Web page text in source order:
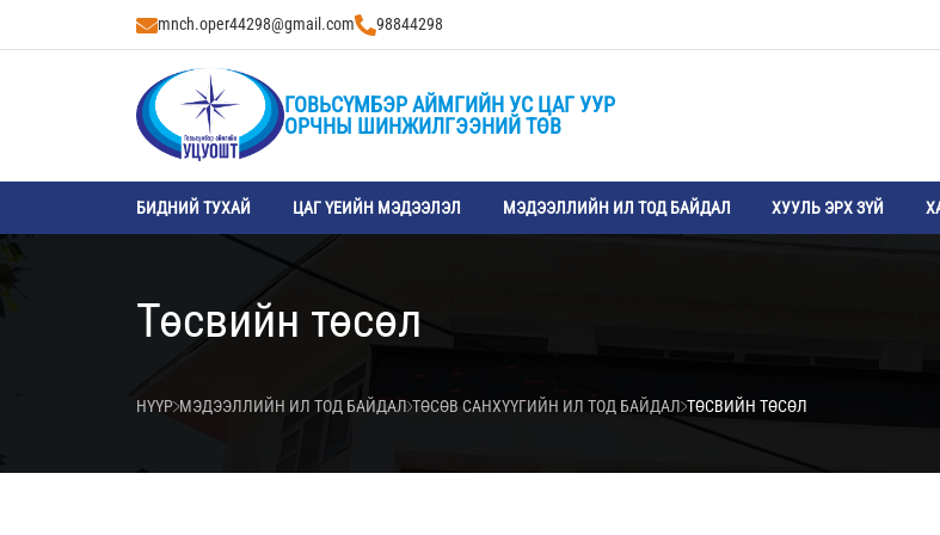
mnch.oper44298@gmail.com 98844298
ГОВЬСҮМБЭР АЙМГИЙН УС ЦАГ УУР
ОРЧНЫ ШИНЖИЛГЭЭНИЙ ТӨВ
БИДНИЙ ТУХАЙ ЦАГ ҮЕИЙН МЭДЭЭЛЭЛ МЭДЭЭЛЛИЙН ИЛ ТОД БАЙДАЛ ХУУЛЬ ЭРХ ЗҮЙ
Төсвийн төсөл
НҮҮР МЭДЭЭЛЛИЙН ИЛ ТОД БАЙДАЛ ТӨСӨВ САНХҮҮГИЙН ИЛ ТОД БАЙДАЛ ТӨСВИЙН ТӨСӨЛ